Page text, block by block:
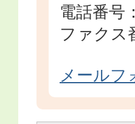
電話番号
ファクス
メールフ